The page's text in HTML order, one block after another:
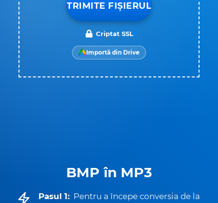
BMP în MP3
Pasul 1: Pentru a începe conversia de la
TRIMITE FIȘIERUL
Criptat SSL
Importă din Drive